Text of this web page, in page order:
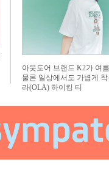
아웃도어 브랜드 K2가 여
물론 일상에서도 가볍게
라(OLA) 하이킹 티